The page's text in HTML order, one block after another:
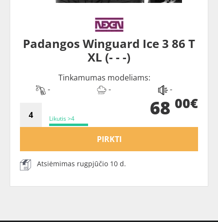
Padangos Winguard Ice 3 86 T
XL (- - -)
Tinkamumas modeliams:
-
- -
Likutis >4 68 00€
PIRKTI
Atsiėmimas rugpjūčio 10 d.